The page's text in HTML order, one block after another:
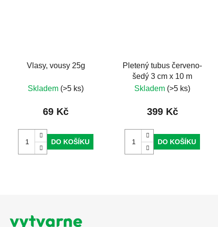
Vlasy, vousy 25g
Skladem (>5 ks)
69 Kč
DO KOŠÍKU
Pletený tubus červeno-
šedý 3 cm x 10 m
Skladem (>5 ks)
399 Kč
DO KOŠÍKU